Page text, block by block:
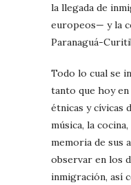
la llegada de
europeos— y la
Paranaguá-
Todo lo cual se
tanto que hoy en
étnicas y cívicas
música, la
memoria de sus
observar en los
inmigración, así